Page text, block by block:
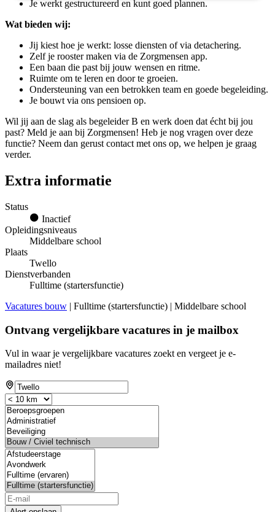
Je werkt gestructureerd en kunt goed plannen.
Wat bieden wij:
Jij kiest hoe je werkt: losse diensten of via detachering.
Zelf je rooster maken via de Zorgmensen app.
Een baan die past bij jouw wensen en ritme.
Ruimte om te leren en door te groeien.
Ondersteuning van een betrokken team en goede begeleiding.
Je bouwt via ons pensioen op.
Wil jij aan de slag als begeleider B en werk doen dat écht bij jou
past? Meld je aan bij Zorgmensen! Heb je nog vragen over deze
functie? Neem dan gerust contact met ons op, we helpen je graag
verder.
Extra informatie
Status
Inactief
Opleidingsniveaus
Middelbare school
Plaats
Twello
Dienstverbanden
Fulltime (startersfunctie)
Vacatures bouw | Fulltime (startersfunctie) | Middelbare school
Ontvang vergelijkbare vacatures in je mailbox
Vul in waar je vergelijkbare vacatures zoekt en vergeet je e-
mailadres niet!